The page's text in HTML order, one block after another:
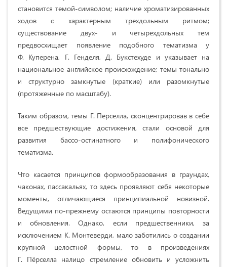
становится темой-символом; наличие хроматизированных
ходов с характерным трехдольным ритмом;
существование двух- и четырехдольных тем
предвосхищает появление подобного тематизма у
Ф. Куперена, Г. Генделя, Д. Букстехуде и указывает на
национальное английское происхождение; темы тонально
и структурно замкнутые (краткие) или разомкнутые
(протяженные по масштабу).
Таким образом, темы Г. Пёрселла, сконцентрировав в себе
все предшествующие достижения, стали основой для
развития бассо-остинатного и полифонического
тематизма.
Что касается принципов формообразования в граундах,
чаконах, пассакальях, то здесь проявляют себя некоторые
моменты, отличающиеся принципиальной новизной.
Ведущими по-прежнему остаются принципы повторности
и обновления. Однако, если предшественники, за
исключением К. Монтеверди, мало заботились о создании
крупной целостной формы, то в произведениях
Г. Пёрселла налицо стремление обновить и усложнить